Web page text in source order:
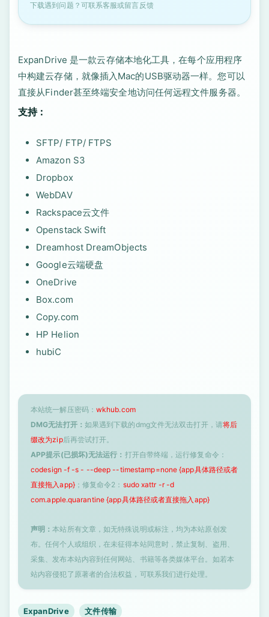
下载遇到问题？可联系客服或留言反馈
ExpanDrive 是一款云存储本地化工具，在每个应用程序
中构建云存储，就像插入Mac的USB驱动器一样。您可以
直接从Finder甚至终端安全地访问任何远程文件服务器。
支持：
SFTP/ FTP/ FTPS
Amazon S3
Dropbox
WebDAV
Rackspace云文件
Openstack Swift
Dreamhost DreamObjects
Google云端硬盘
OneDrive
Box.com
Copy.com
HP Helion
hubiC
本站统一解压密码： wkhub.com
DMG无法打开： 如果遇到下载的dmg文件无法双击打开，请将后
缀改为zip后再尝试打开。
APP提示(已损坏)无法运行： 打开自带终端，运行修复命令：
codesign -f -s - --deep --timestamp=none {app具体路径或者
直接拖入app}；修复命令2： sudo xattr -r -d
com.apple.quarantine {app具体路径或者直接拖入app}
声明：本站所有文章，如无特殊说明或标注，均为本站原创发
布。任何个人或组织，在未征得本站同意时，禁止复制、盗用、
采集、发布本站内容到任何网站、书籍等各类媒体平台。如若本
站内容侵犯了原著者的合法权益，可联系我们进行处理。
ExpanDrive 文件传输